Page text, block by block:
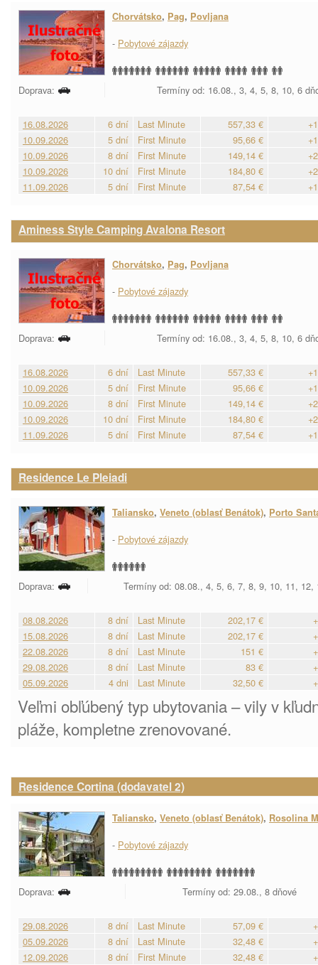
Chorvátsko, Pag, Povljana
- Pobytové zájazdy
Doprava: Termíny od: 16.08., 3, 4, 5, 8, 10, 6
16.08.2026 6 dní Last Minute 557,33 €
10.09.2026
5 dní First Minute 95,66 €
10.09.2026
8 dní First Minute 149,14 €
10.09.2026
10 dní First Minute 184,80 €
11.09.2026
5 dní First Minute 87,54 €
Aminess Style Camping Avalona Resort
Chorvátsko, Pag, Povljana
- Pobytové zájazdy
Doprava: Termíny od: 16.08., 3, 4, 5, 8, 10, 6
16.08.2026 6 dní Last Minute 557,33 €
10.09.2026
5 dní First Minute 95,66 €
10.09.2026
8 dní First Minute 149,14 €
10.09.2026
10 dní First Minute 184,80 €
11.09.2026
5 dní First Minute 87,54 €
Residence Le Pleiadi
Taliansko, Veneto (oblasť Benátok), Porto
- Pobytové zájazdy
Doprava: Termíny od: 08.08., 4, 5, 6, 7, 8, 9, 10, 11, 12,
08.08.2026 8 dní Last Minute 202,17 €
15.08.2026
8 dní Last Minute 202,17 €
22.08.2026
8 dní Last Minute 151 €
29.08.2026
8 dní Last Minute 83 €
05.09.2026
4 dni Last Minute 32,50 €
Veľmi obľúbený typ ubytovania – vily v
pláže, kompletne zrenovované.
Residence Cortina (dodavatel 2)
Taliansko, Veneto (oblasť Benátok), Rosolina
- Pobytové zájazdy
Doprava: Termíny od: 29.08., 8 dňové
29.08.2026 8 dní Last Minute 57,09 €
05.09.2026
8 dní Last Minute 32,48 €
12.09.2026
8 dní First Minute 32,48 €